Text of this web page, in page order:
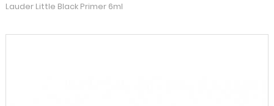
Lauder Little Black Primer 6ml